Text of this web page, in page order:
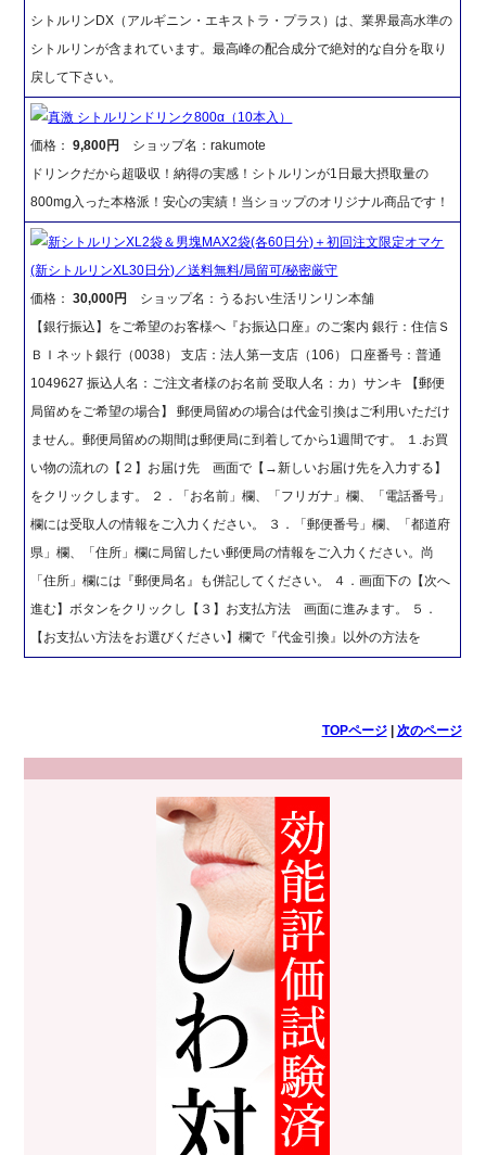
シトルリンDX（アルギニン・エキストラ・プラス）は、業界最高水準の
シトルリンが含まれています。最高峰の配合成分で絶対的な自分を取り
戻して下さい。
真激 シトルリンドリンク800α（10本入）
価格：9,800円
ショップ名：rakumote
ドリンクだから超吸収！納得の実感！シトルリンが1日最大摂取量の
800mg入った本格派！安心の実績！当ショップのオリジナル商品です！
新シトルリンXL2袋＆男塊MAX2袋(各60日分)＋初回注文限定オマケ
(新シトルリンXL30日分)／送料無料/局留可/秘密厳守
価格：30,000円
ショップ名：うるおい生活リンリン本舗
【銀行振込】をご希望のお客様へ『お振込口座』のご案内 銀行：住信Ｓ
ＢＩネット銀行（0038） 支店：法人第一支店（106） 口座番号：普通
1049627 振込人名：ご注文者様のお名前 受取人名：カ）サンキ 【郵便
局留めをご希望の場合】 郵便局留めの場合は代金引換はご利用いただけ
ません。郵便局留めの期間は郵便局に到着してから1週間です。 １.お買
い物の流れの【２】お届け先 画面で【→新しいお届け先を入力する】
をクリックします。 ２．「お名前」欄、「フリガナ」欄、「電話番号」
欄には受取人の情報をご入力ください。 ３．「郵便番号」欄、「都道府
県」欄、「住所」欄に局留したい郵便局の情報をご入力ください。尚
「住所」欄には『郵便局名』も併記してください。 ４．画面下の【次へ
進む】ボタンをクリックし【３】お支払方法 画面に進みます。 ５．
【お支払い方法をお選びください】欄で『代金引換』以外の方法を
TOPページ| 次のページ